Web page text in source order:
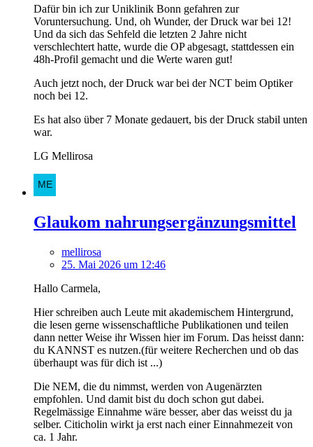
Dafür bin ich zur Uniklinik Bonn gefahren zur
Voruntersuchung. Und, oh Wunder, der Druck war bei 12!
Und da sich das Sehfeld die letzten 2 Jahre nicht
verschlechtert hatte, wurde die OP abgesagt, stattdessen ein
48h-Profil gemacht und die Werte waren gut!
Auch jetzt noch, der Druck war bei der NCT beim Optiker
noch bei 12.
Es hat also über 7 Monate gedauert, bis der Druck stabil unten
war.
LG Mellirosa
Glaukom nahrungsergänzungsmittel
mellirosa
25. Mai 2026 um 12:46
Hallo Carmela,
Hier schreiben auch Leute mit akademischem Hintergrund,
die lesen gerne wissenschaftliche Publikationen und teilen
dann netter Weise ihr Wissen hier im Forum. Das heisst dann:
du KANNST es nutzen.(für weitere Recherchen und ob das
überhaupt was für dich ist ...)
Die NEM, die du nimmst, werden von Augenärzten
empfohlen. Und damit bist du doch schon gut dabei.
Regelmässige Einnahme wäre besser, aber das weisst du ja
selber. Citicholin wirkt ja erst nach einer Einnahmezeit von
ca. 1 Jahr.